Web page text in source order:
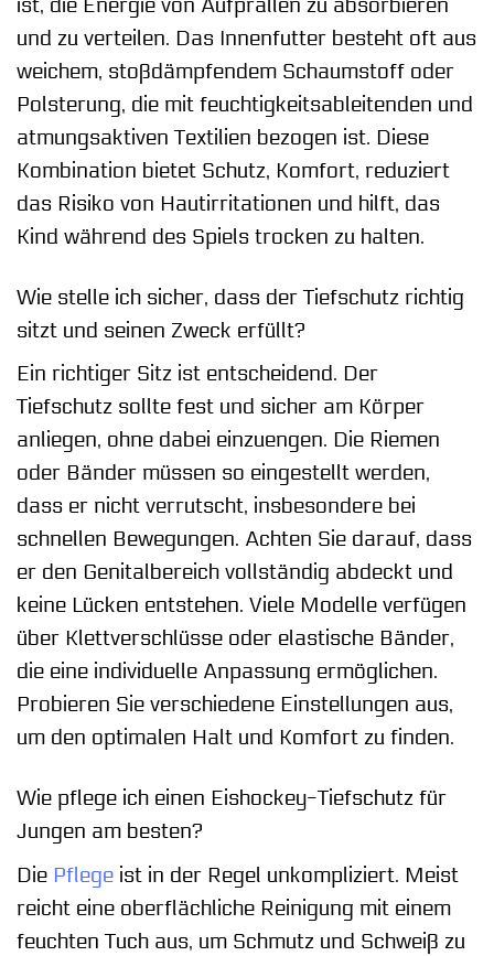
ist, die Energie von Aufprallen zu absorbieren
und zu verteilen. Das Innenfutter besteht oft aus
weichem, stoßdämpfendem Schaumstoff oder
Polsterung, die mit feuchtigkeitsableitenden und
atmungsaktiven Textilien bezogen ist. Diese
Kombination bietet Schutz, Komfort, reduziert
das Risiko von Hautirritationen und hilft, das
Kind während des Spiels trocken zu halten.
Wie stelle ich sicher, dass der Tiefschutz richtig
sitzt und seinen Zweck erfüllt?
Ein richtiger Sitz ist entscheidend. Der
Tiefschutz sollte fest und sicher am Körper
anliegen, ohne dabei einzuengen. Die Riemen
oder Bänder müssen so eingestellt werden,
dass er nicht verrutscht, insbesondere bei
schnellen Bewegungen. Achten Sie darauf, dass
er den Genitalbereich vollständig abdeckt und
keine Lücken entstehen. Viele Modelle verfügen
über Klettverschlüsse oder elastische Bänder,
die eine individuelle Anpassung ermöglichen.
Probieren Sie verschiedene Einstellungen aus,
um den optimalen Halt und Komfort zu finden.
Wie pflege ich einen Eishockey-Tiefschutz für
Jungen am besten?
Die Pflege ist in der Regel unkompliziert. Meist
reicht eine oberflächliche Reinigung mit einem
feuchten Tuch aus, um Schmutz und Schweiß zu